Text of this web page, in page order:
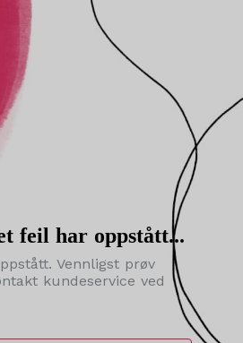
feil har oppstått...
Vennligst prøv
kundeservice ved